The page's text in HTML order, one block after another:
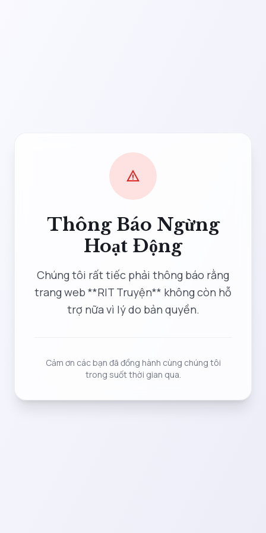
warning
Thông Báo Ngừng
Hoạt Động
Chúng tôi rất tiếc phải thông báo rằng
trang web **RIT Truyện** không còn hỗ
trợ nữa vì lý do bản quyền.
Cảm ơn các bạn đã đồng hành cùng chúng tôi
trong suốt thời gian qua.